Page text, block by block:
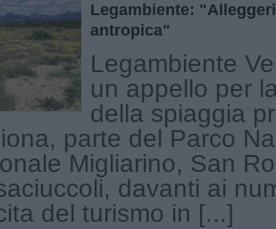
Legambiente:
antropica"
Legambiente
un appello per
della spiaggia
parte del Parco
Migliarino, San
davanti ai
del turismo in [...]